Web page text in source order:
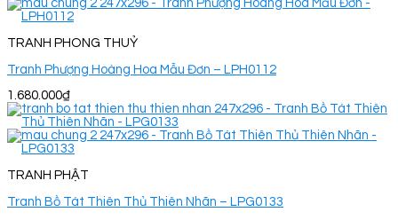
TRANH PHONG THUỶ
Tranh Phượng Hoàng Hoa Mẫu Đơn – LPH0112
1.680.000₫
TRANH PHẬT
Tranh Bồ Tát Thiên Thủ Thiên Nhãn – LPG0133